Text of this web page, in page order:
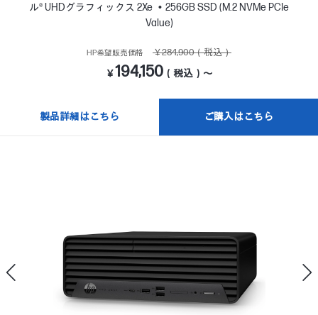
ル® UHDグラフィックス 2Xe
256GB SSD (M.2 NVMe PCIe
Value)
HP希望販売価格 ￥284,900（税込）
￥194,150 （税込）～
製品詳細はこちら ご購入はこちら